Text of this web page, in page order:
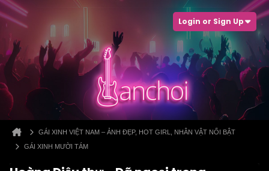
Login or Sign Up
GÁI XINH VIỆT NAM – ẢNH ĐẸP, HOT GIRL, NHÂN VẬT NỔI BẬT
GÁI XINH MƯỜI TÁM